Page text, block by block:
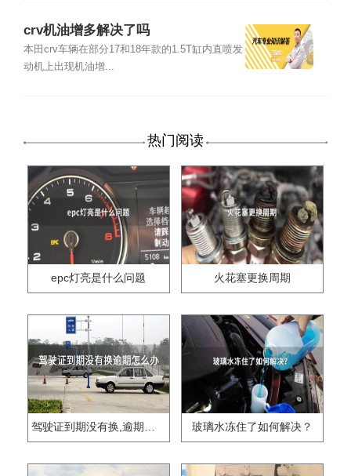
crv机油增多解决了吗
本田crv车辆在部分17和18年款的1.5T缸内直喷发
动机上出现机油增...
热门阅读
epc灯亮是什么问题 火花塞更换周期
驾驶证到期没有换,逾期怎么办?? 玻璃水冻住了如何解决？